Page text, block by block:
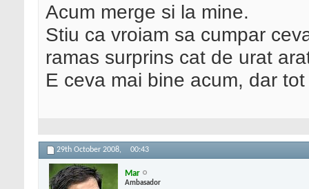
Acum merge si la mine.
Stiu ca vroiam sa cumpar
ramas surprins cat de urat
E ceva mai bine acum, dar
29th October 2008, 00:43
Mar
Ambasador